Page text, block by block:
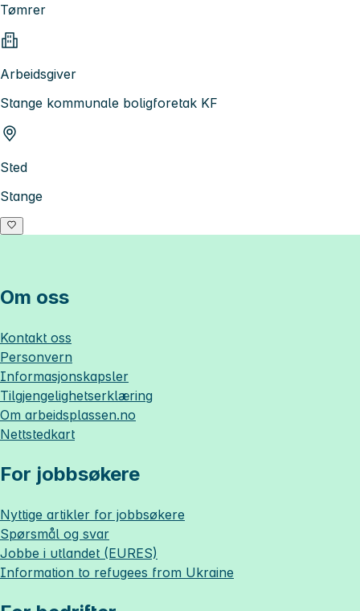
Tømrer
Arbeidsgiver
Stange kommunale boligforetak KF
Sted
Stange
Om oss
Kontakt oss
Personvern
Informasjonskapsler
Tilgjengelighetserklæring
Om arbeidsplassen.no
Nettstedkart
For jobbsøkere
Nyttige artikler for jobbsøkere
Spørsmål og svar
Jobbe i utlandet (EURES)
Information to refugees from Ukraine